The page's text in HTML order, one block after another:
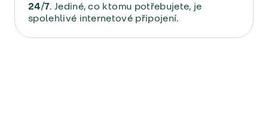
24/7. Jediné, co k tomu potřebujete, je
spolehlivé internetové připojení.